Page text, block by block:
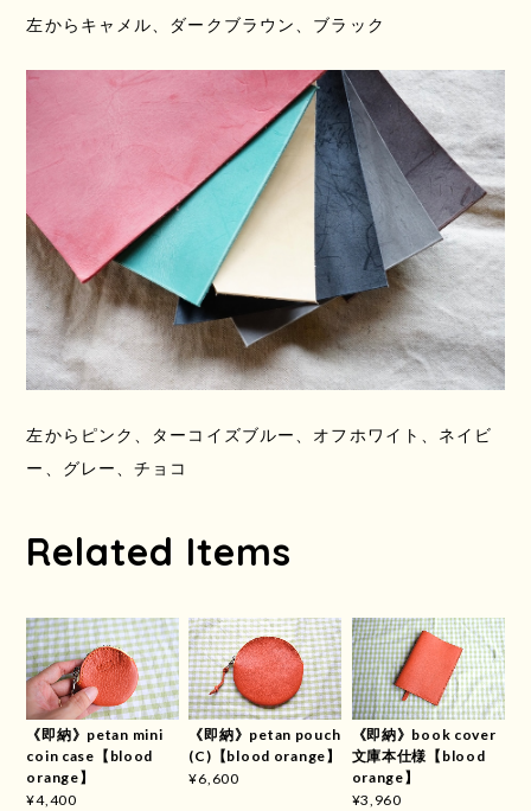
左からキャメル、ダークブラウン、ブラック
左からピンク、ターコイズブルー、オフホワイト、ネイビ
ー、グレー、チョコ
Related Items
《即納》petan mini
coin case【blood
orange】
¥4,400
《即納》petan pouch
(C)【blood orange】
¥6,600
《即納》book cover
文庫本仕様【blood
orange】
¥3,960